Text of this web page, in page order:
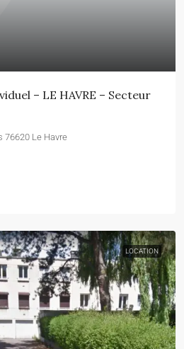
– LE HAVRE – Secteur
76620 Le Havre
LOCATION